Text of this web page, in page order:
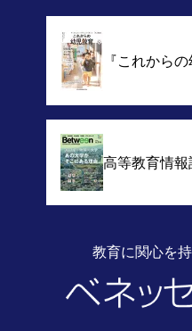
『これからの
高等教育情報
教育に関心を